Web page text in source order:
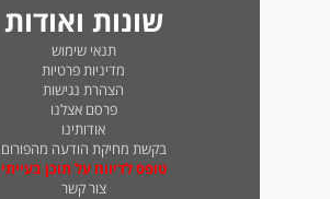
שונות ואודות
תנאי שימוש
מדיניות פרטיות
הצהרת נגישות
פרסם אצלנו
אודותינו
בקשת מחיקת הודעה מהפורום
טופס לדיווח על תוכן בעייתי
צור קשר